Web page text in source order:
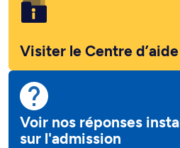
Visiter le Centre
Voir nos réponses
sur l'admission